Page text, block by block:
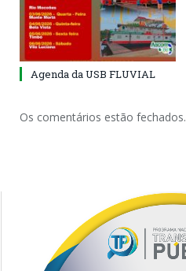
Agenda da USB FLUVIAL
Os comentários estão fechados.